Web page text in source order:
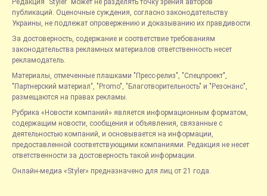
публикаций. Оценочные суждения, согласно законодательству
Украины, не подлежат опровержению и доказыванию их правдивости.
За достоверность, содержание и соответствие требованиям
законодательства рекламных материалов ответственность несет
рекламодатель.
Материалы, отмеченные плашками "Пресс-релиз", "Спецпроект",
"Партнерский материал", "Promo", "Благотворительность" и "Резонанс",
размещаются на правах рекламы.
Рубрика «Новости компаний» является информационным форматом,
содержащим новости, сообщения и объявления, связанные с
деятельностью компаний, и основывается на информации,
предоставленной соответствующими компаниями. Редакция не несет
ответственности за достоверность такой информации.
Онлайн-медиа «Styler» предназначено для лиц от 21 года.